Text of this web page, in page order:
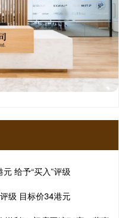
给予“买入”评级
级 目标价34港元